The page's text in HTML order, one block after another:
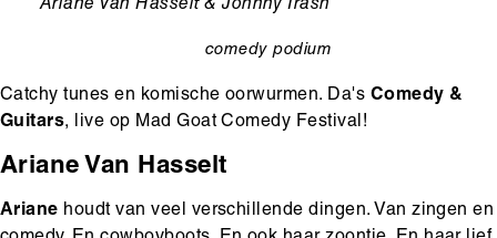
Ondertitel
Ariane Van Hasselt & Johnny Trash
categorie
comedy podium
Catchy tunes en komische oorwurmen. Da's Comedy &
Guitars, live op Mad Goat Comedy Festival!
Ariane Van Hasselt
Ariane houdt van veel verschillende dingen. Van zingen en